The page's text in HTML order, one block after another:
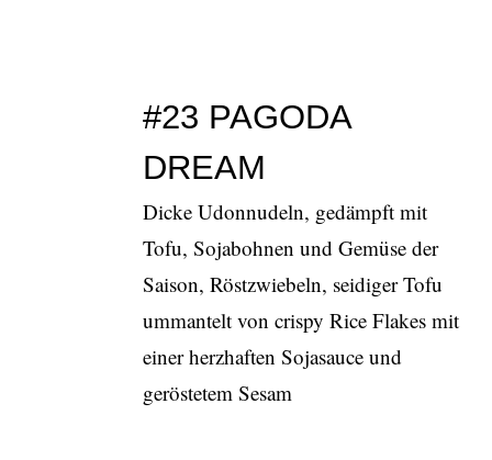
#23 PAGODA
DREAM
Dicke Udonnudeln, gedämpft mit
Tofu, Sojabohnen und Gemüse der
Saison, Röstzwiebeln, seidiger Tofu
ummantelt von crispy Rice Flakes mit
einer herzhaften Sojasauce und
geröstetem Sesam